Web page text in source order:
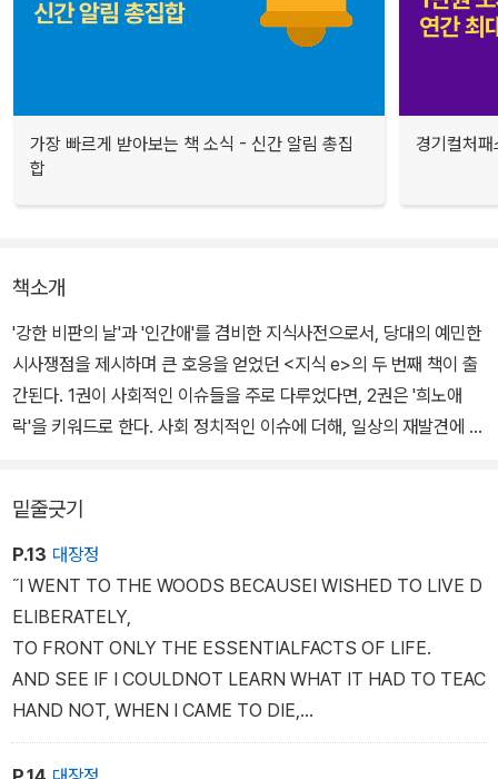
가장 빠르게 받아보는 책 소식 - 신간 알림 총집
합
경기컬처
책소개
'강한 비판의 날'과 '인간애'를 겸비한 지식사전으로서, 당대의 예민한
시사쟁점을 제시하며 큰 호응을 얻었던 <지식 e>의 두 번째 책이 출
간된다. 1권이 사회적인 이슈들을 주로 다루었다면, 2권은 '희노애
락'을 키워드로 한다. 사회 정치적인 이슈에 더해, 일상의 재발견에 관
EBS TV에서 '지식'을 키워드로 제작한 5분짜리 동영상 중 40개의
꼭지를 선별, 여기에 설명을 보충해 종이책으로 옮겼다. 동영상을 보
듯 텍스트와 사진을 편집해 TV에서 보았던 강렬한 인상을 책을 볼 때
도 유지하도록 배려했다.
밑줄긋기
P.13 대장정
˝I WENT TO THE WOODS BECAUSEI WISHED TO LIVE D
ELIBERATELY,
TO FRONT ONLY THE ESSENTIALFACTS OF LIFE.
AND SEE IF I COULDNOT LEARN WHAT IT HAD TO TEAC
HAND NOT, WHEN I CAME TO DIE,
DISCOVER THAT I HAD NOT LIVED.
THOREAU